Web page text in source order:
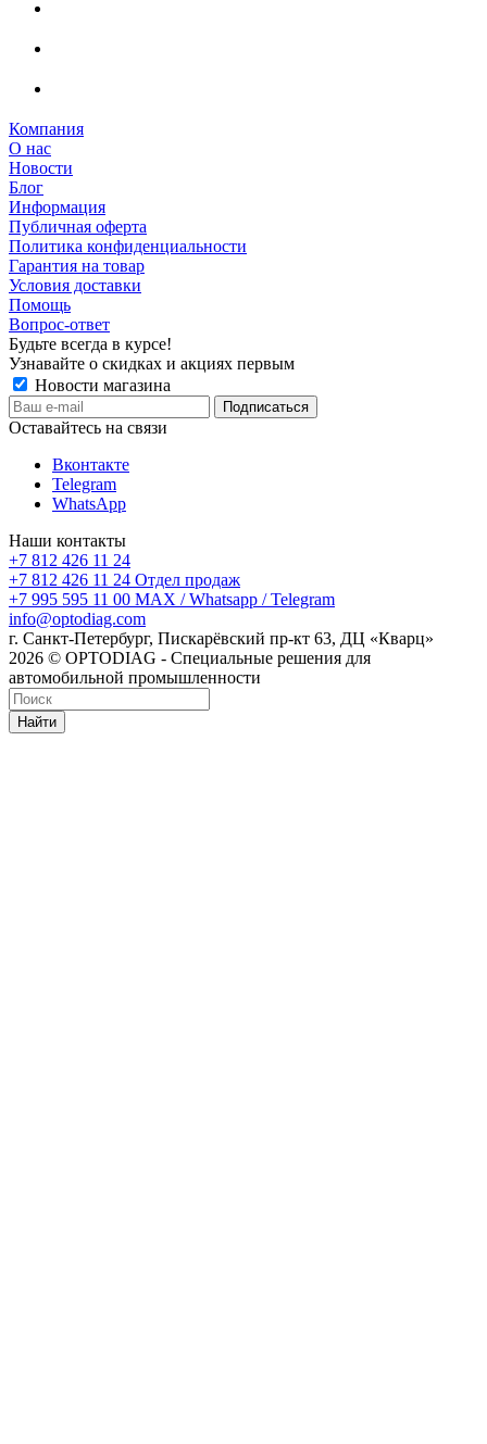
Компания
О нас
Новости
Блог
Информация
Публичная оферта
Политика конфиденциальности
Гарантия на товар
Условия доставки
Помощь
Вопрос-ответ
Будьте всегда в курсе!
Узнавайте о скидках и акциях первым
Новости магазина
Оставайтесь на связи
Вконтакте
Telegram
WhatsApp
Наши контакты
+7 812 426 11 24
+7 812 426 11 24 Отдел продаж
+7 995 595 11 00 MAX / Whatsapp / Telegram
info@optodiag.com
г. Санкт-Петербург, Пискарёвский пр-кт 63, ДЦ «Кварц»
2026 © OPTODIAG - Специальные решения для
автомобильной промышленности
Найти